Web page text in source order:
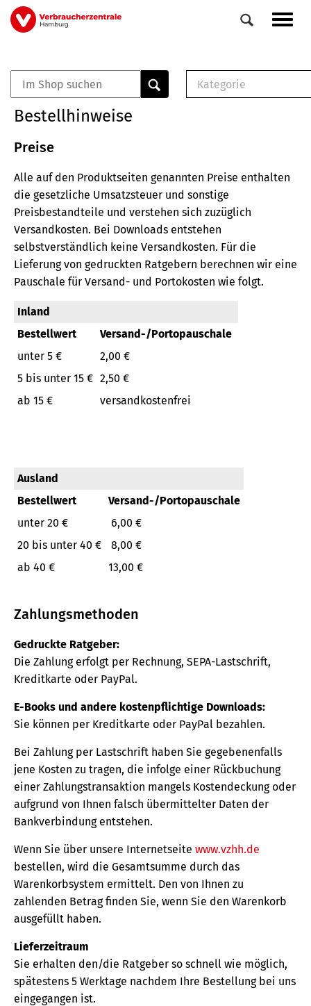
Direkt
zum
Veranstaltungen
0
Elemente
Kategorie
Broschüre
Buch
Bestellhinweise
Preise
Alle auf den Produktseiten genannten Preise enthalten
die gesetzliche Umsatzsteuer und sonstige
Preisbestandteile und verstehen sich zuzüglich
Versandkosten. Bei Downloads entstehen
selbstverständlich keine Versandkosten. Für die
Lieferung von gedruckten Ratgebern berechnen wir eine
Pauschale für Versand- und Portokosten wie folgt.
Inland
Bestellwert
Versand-/Portopauschale
unter 5 €
2,00 €
5 bis unter 15 € 2,50 €
ab 15 €
versandkostenfrei
Ausland
Bestellwert
Versand-/Portopauschale
unter 20 €
6,00 €
20 bis unter 40 €
8,00 €
ab 40 €
13,00 €
Zahlungsmethoden
Gedruckte Ratgeber:
Die Zahlung erfolgt per Rechnung, SEPA-Lastschrift,
Kreditkarte oder PayPal.
E-Books und andere kostenpflichtige Downloads:
Sie können per Kreditkarte oder PayPal bezahlen.
Bei Zahlung per Lastschrift haben Sie gegebenenfalls
jene Kosten zu tragen, die infolge einer Rückbuchung
einer Zahlungstransaktion mangels Kostendeckung oder
aufgrund von Ihnen falsch übermittelter Daten der
Bankverbindung entstehen.
Wenn Sie über unsere Internetseite www.vzhh.de
bestellen, wird die Gesamtsumme durch das
Warenkorbsystem ermittelt. Den von Ihnen zu
zahlenden Betrag finden Sie, wenn Sie den Warenkorb
ausgefüllt haben.
Lieferzeitraum
Sie erhalten den/die Ratgeber so schnell wie möglich,
spätestens 5 Werktage nachdem Ihre Bestellung bei uns
eingegangen ist.